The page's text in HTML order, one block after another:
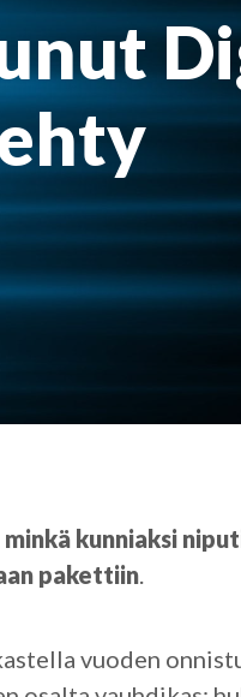
kunniaksi
pakettiin.
vuoden